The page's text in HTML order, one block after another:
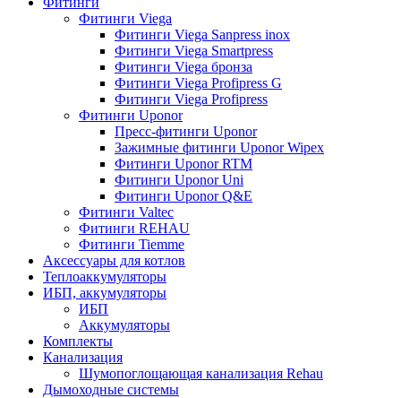
Фитинги Viega
Фитинги Viega Sanpress inox
Фитинги Viega Smartpress
Фитинги Viega бронза
Фитинги Viega Profipress G
Фитинги Viega Profipress
Фитинги Uponor
Пресс-фитинги Uponor
Зажимные фитинги Uponor Wipex
Фитинги Uponor RTM
Фитинги Uponor Uni
Фитинги Uponor Q&E
Фитинги Valtec
Фитинги REHAU
Фитинги Tiemme
Аксессуары для котлов
Теплоаккумуляторы
ИБП, аккумуляторы
ИБП
Аккумуляторы
Комплекты
Канализация
Шумопоглощающая канализация Rehau
Дымоходные системы